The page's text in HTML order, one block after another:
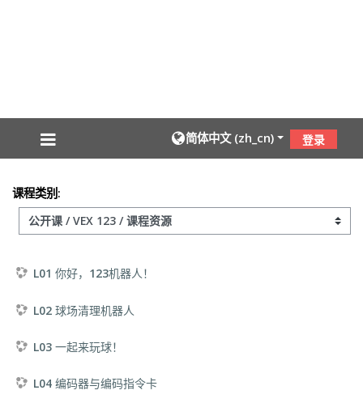
简体中文 ‎(zh_cn)‎ 登录
课程类别:
L01 你好，123机器人！
L02 球场清理机器人
L03 一起来玩球！
L04 编码器与编码指令卡